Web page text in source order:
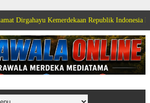
Kemerdekaan Republik Indonesia ke 81